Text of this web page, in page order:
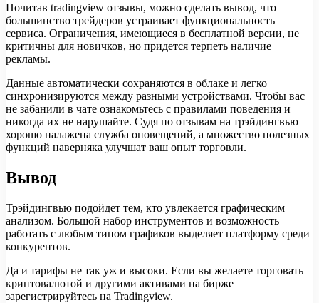
Почитав tradingview отзывы, можно сделать вывод, что
большинство трейдеров устраивает функциональность
сервиса. Ограничения, имеющиеся в бесплатной версии, не
критичны для новичков, но придется терпеть наличие
рекламы.
Данные автоматически сохраняются в облаке и легко
синхронизируются между разными устройствами. Чтобы вас
не забанили в чате ознакомьтесь с правилами поведения и
никогда их не нарушайте. Судя по отзывам на трэйдингвью
хорошо налажена служба оповещений, а множество полезных
функций наверняка улучшат ваш опыт торговли.
Вывод
Трэйдингвью подойдет тем, кто увлекается графическим
анализом. Большой набор инструментов и возможность
работать с любым типом графиков выделяет платформу среди
конкурентов.
Да и тарифы не так уж и высоки. Если вы желаете торговать
криптовалютой и другими активами на бирже
зарегистрируйтесь на Tradingview.